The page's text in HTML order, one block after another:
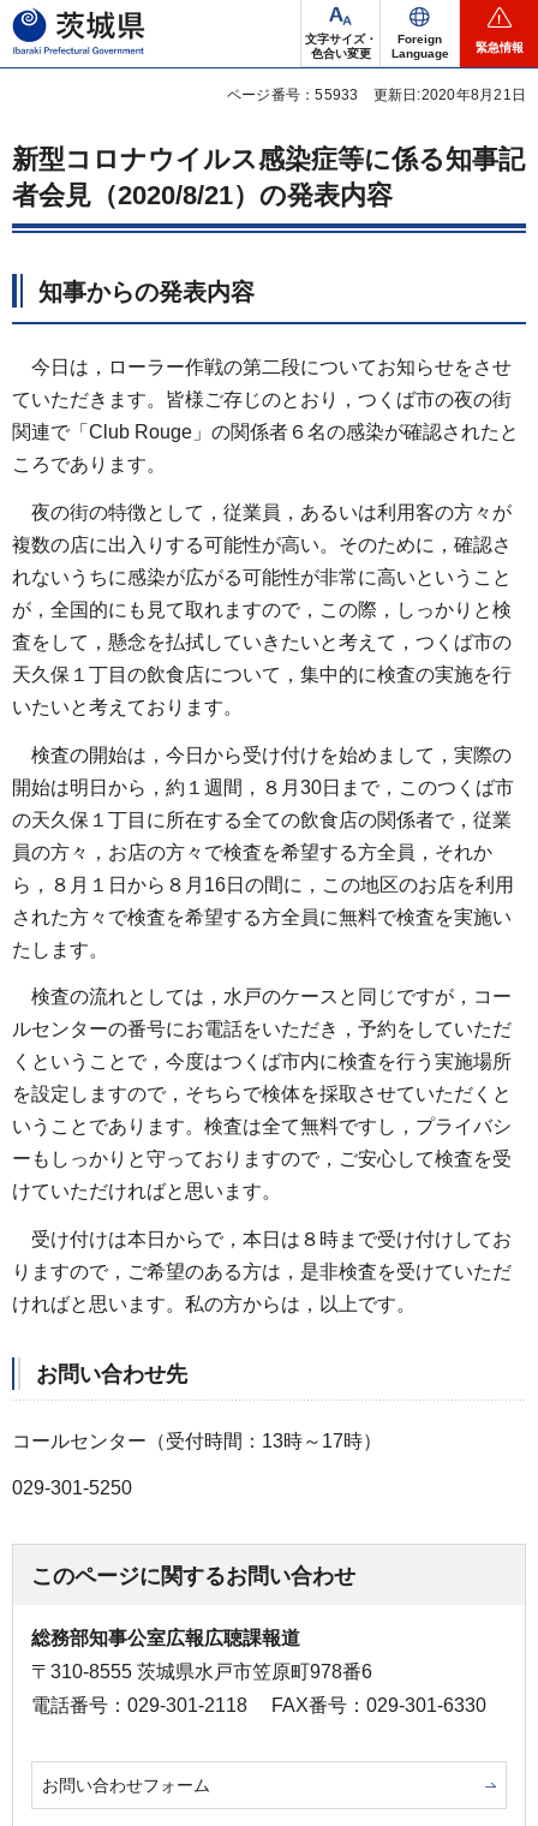
茨城県
文字サイズ・
色合い変更
Foreign
Language
緊急情報
ページ番号：55933 更新日:2020年8月21日
新型コロナウイルス感染症等に係る知事記
者会見（2020/8/21）の発表内容
知事からの発表内容
今日は，ローラー作戦の第二段についてお知らせをさせ
ていただきます。皆様ご存じのとおり，つくば市の夜の街
関連で「Club Rouge」の関係者６名の感染が確認されたと
ころであります。
夜の街の特徴として，従業員，あるいは利用客の方々が
複数の店に出入りする可能性が高い。そのために，確認さ
れないうちに感染が広がる可能性が非常に高いということ
が，全国的にも見て取れますので，この際，しっかりと検
査をして，懸念を払拭していきたいと考えて，つくば市の
天久保１丁目の飲食店について，集中的に検査の実施を行
いたいと考えております。
検査の開始は，今日から受け付けを始めまして，実際の
開始は明日から，約１週間，８月30日まで，このつくば市
の天久保１丁目に所在する全ての飲食店の関係者で，従業
員の方々，お店の方々で検査を希望する方全員，それか
ら，８月１日から８月16日の間に，この地区のお店を利用
された方々で検査を希望する方全員に無料で検査を実施い
たします。
検査の流れとしては，水戸のケースと同じですが，コー
ルセンターの番号にお電話をいただき，予約をしていただ
くということで，今度はつくば市内に検査を行う実施場所
を設定しますので，そちらで検体を採取させていただくと
いうことであります。検査は全て無料ですし，プライバシ
ーもしっかりと守っておりますので，ご安心して検査を受
けていただければと思います。
受け付けは本日からで，本日は８時まで受け付けしてお
りますので，ご希望のある方は，是非検査を受けていただ
ければと思います。私の方からは，以上です。
お問い合わせ先
コールセンター（受付時間：13時～17時）
029-301-5250
このページに関するお問い合わせ
総務部知事公室広報広聴課報道
〒310-8555 茨城県水戸市笠原町978番6
電話番号：029-301-2118
FAX番号：029-301-6330
お問い合わせフォーム